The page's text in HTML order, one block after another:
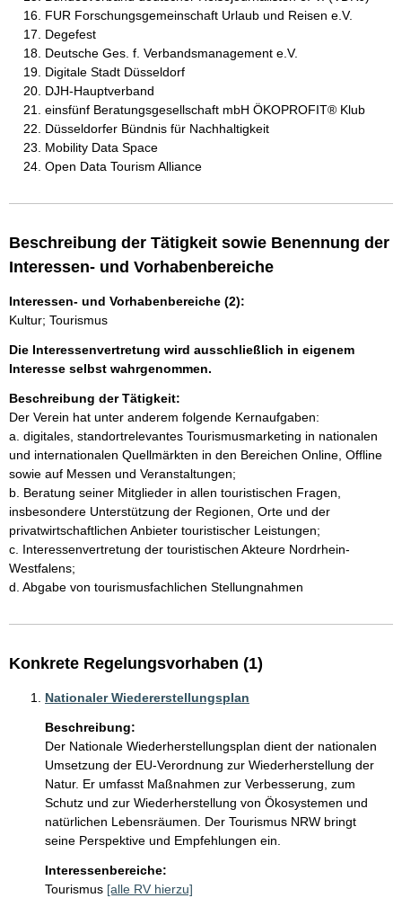
FUR Forschungsgemeinschaft Urlaub und Reisen e.V.
Degefest
Deutsche Ges. f. Verbandsmanagement e.V.
Digitale Stadt Düsseldorf
DJH-Hauptverband
einsfünf Beratungsgesellschaft mbH ÖKOPROFIT® Klub
Düsseldorfer Bündnis für Nachhaltigkeit
Mobility Data Space
Open Data Tourism Alliance
Beschreibung der Tätigkeit sowie Benennung der
Interessen- und Vorhabenbereiche
Interessen- und Vorhabenbereiche (2):
Kultur; Tourismus
Die Interessenvertretung wird ausschließlich in eigenem
Interesse selbst wahrgenommen.
Beschreibung der Tätigkeit:
Der Verein hat unter anderem folgende Kernaufgaben:
a. digitales, standortrelevantes Tourismusmarketing in nationalen
und internationalen Quellmärkten in den Bereichen Online, Offline
sowie auf Messen und Veranstaltungen;
b. Beratung seiner Mitglieder in allen touristischen Fragen,
insbesondere Unterstützung der Regionen, Orte und der
privatwirtschaftlichen Anbieter touristischer Leistungen;
c. Interessenvertretung der touristischen Akteure Nordrhein-
Westfalens;
d. Abgabe von tourismusfachlichen Stellungnahmen
Konkrete Regelungsvorhaben (1)
Nationaler Wiedererstellungsplan
Beschreibung:
Der Nationale Wiederherstellungsplan dient der nationalen
Umsetzung der EU-Verordnung zur Wiederherstellung der
Natur. Er umfasst Maßnahmen zur Verbesserung, zum
Schutz und zur Wiederherstellung von Ökosystemen und
natürlichen Lebensräumen. Der Tourismus NRW bringt
seine Perspektive und Empfehlungen ein.
Interessenbereiche:
Tourismus [alle RV hierzu]